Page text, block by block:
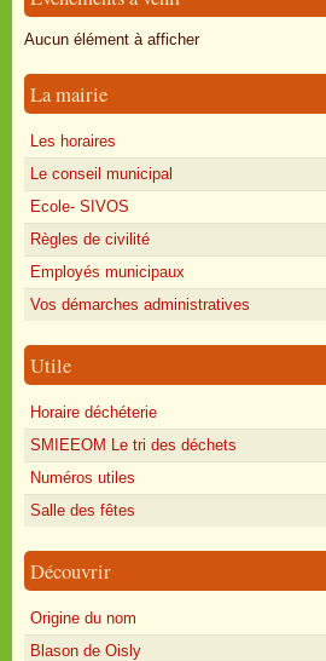
Oisly autrefois
Annonces
Aucun élément à afficher
La mairie
Les horaires
Le conseil municipal
Ecole- SIVOS
Règles de civilité
Employés municipaux
Vos démarches administratives
Utile
Horaire déchéterie
SMIEEOM Le tri des déchets
Numéros utiles
Salle des fêtes
Découvrir
Origine du nom
Blason de Oisly